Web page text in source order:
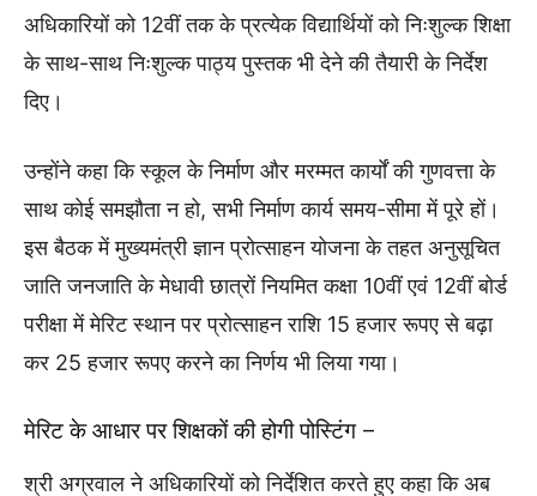
अधिकारियों को 12वीं तक के प्रत्येक विद्यार्थियों को निःशुल्क शिक्षा
के साथ-साथ निःशुल्क पाठ्य पुस्तक भी देने की तैयारी के निर्देश
दिए।
उन्होंने कहा कि स्कूल के निर्माण और मरम्मत कार्यों की गुणवत्ता के
साथ कोई समझौता न हो, सभी निर्माण कार्य समय-सीमा में पूरे हों।
इस बैठक में मुख्यमंत्री ज्ञान प्रोत्साहन योजना के तहत अनुसूचित
जाति जनजाति के मेधावी छात्रों नियमित कक्षा 10वीं एवं 12वीं बोर्ड
परीक्षा में मेरिट स्थान पर प्रोत्साहन राशि 15 हजार रूपए से बढ़ा
कर 25 हजार रूपए करने का निर्णय भी लिया गया।
मेरिट के आधार पर शिक्षकों की होगी पोस्टिंग –
श्री अग्रवाल ने अधिकारियों को निर्देशित करते हुए कहा कि अब